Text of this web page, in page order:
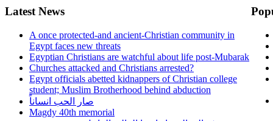
Latest News
A once protected-and ancient-Christian community in
Egypt faces new threats
Egyptian Christians are watchful about life post-Mubarak
Churches attacked and Christians arrested?
Egypt officials abetted kidnappers of Christian college
student; Muslim Brotherhood behind abduction
صار الحب انساناً
Magdy 40th memorial